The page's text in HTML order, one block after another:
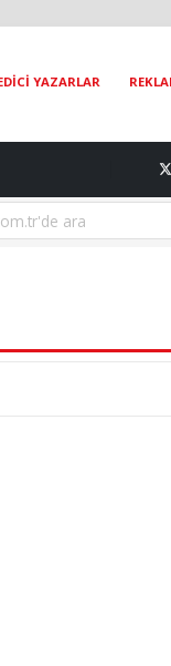
YAZARLAR